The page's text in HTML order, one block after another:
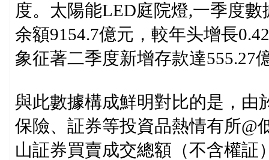
度。太陽能LED庭院燈,一季度
余額9154.7億元，較年头增長
象征著二季度新增存款達555.27
與此數據構成鮮明對比的是，由
保險、証券等投資品熱情有所@
山証券買賣成交總額（不含權証